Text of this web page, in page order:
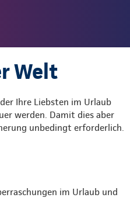
Welt
Ihre Liebsten im Urlaub
werden. Damit dies aber
unbedingt erforderlich.
im Urlaub und